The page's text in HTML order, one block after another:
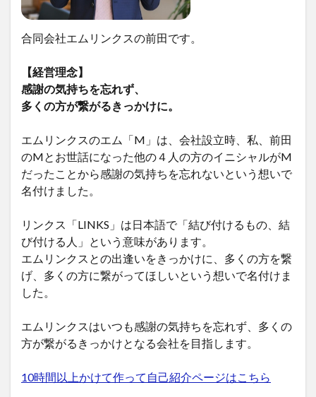
合同会社エムリンクスの前田です。
【経営理念】
感謝の気持ちを忘れず、
多くの方が繋がるきっかけに。
エムリンクスのエム「M」は、会社設立時、私、前田
のMとお世話になった他の４人の方のイニシャルがM
だったことから感謝の気持ちを忘れないという想いで
名付けました。
リンクス「LINKS」は日本語で「結び付けるもの、結
び付ける人」という意味があります。
エムリンクスとの出逢いをきっかけに、多くの方を繋
げ、多くの方に繋がってほしいという想いで名付けま
した。
エムリンクスはいつも感謝の気持ちを忘れず、多くの
方が繋がるきっかけとなる会社を目指します。
10時間以上かけて作って自己紹介ページはこちら